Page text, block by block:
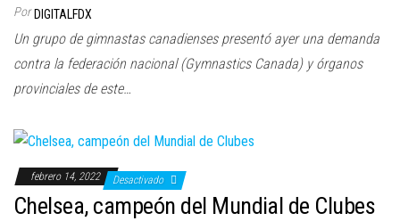
Por DIGITALFDX
Un grupo de gimnastas canadienses presentó ayer una demanda
contra la federación nacional (Gymnastics Canada) y órganos
provinciales de este…
febrero 14, 2022 Desactivado
Chelsea, campeón del Mundial de Clubes